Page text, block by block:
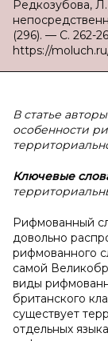
Редкозубова,
(296). — С. 262-
https://
В статье
особенности
Ключевые
Рифмованный
довольно
рифмованного
самой
виды
британского
существует
отдельных